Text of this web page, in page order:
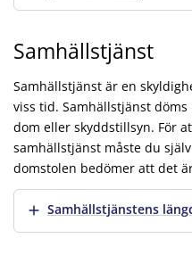
Samhällstjänst
Samhällstjänst är en
viss tid. Samhällstjänst
dom eller skyddstillsyn. För
samhällstjänst måste du
domstolen bedömer att det
Visa merSamhällstjänstens